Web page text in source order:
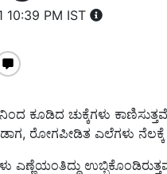
10:39 PM IST
ಚುಕ್ಕೆಗಳು ಕಾಣಿಸುತ್ತವೆ.
ರೋಗಪೀಡಿತ ಎಲೆಗಳು ನೆಲಕ್ಕೆ
ಎಣ್ಣೆಯಂತಿದ್ದು